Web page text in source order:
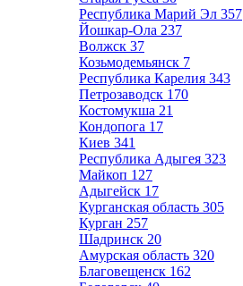
Республика Марий Эл 357
Йошкар-Ола 237
Волжск 37
Козьмодемьянск 7
Республика Карелия 343
Петрозаводск 170
Костомукша 21
Кондопога 17
Киев 341
Республика Адыгея 323
Майкоп 127
Адыгейск 17
Курганская область 305
Курган 257
Шадринск 20
Амурская область 320
Благовещенск 162